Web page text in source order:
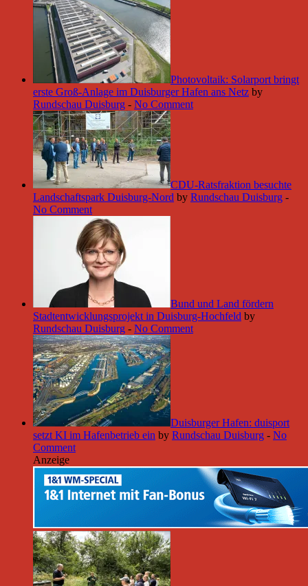
Photovoltaik: Solarport bringt
erste Groß-Anlage im Duisburger Hafen ans Netz by
Rundschau Duisburg - No Comment
CDU-Ratsfraktion besuchte
Landschaftspark Duisburg-Nord by Rundschau Duisburg -
No Comment
Bund und Land fördern
Stadtentwicklungsprojekt in Duisburg-Hochfeld by
Rundschau Duisburg - No Comment
Duisburger Hafen: duisport
setzt KI im Hafenbetrieb ein by Rundschau Duisburg - No
Comment
Anzeige